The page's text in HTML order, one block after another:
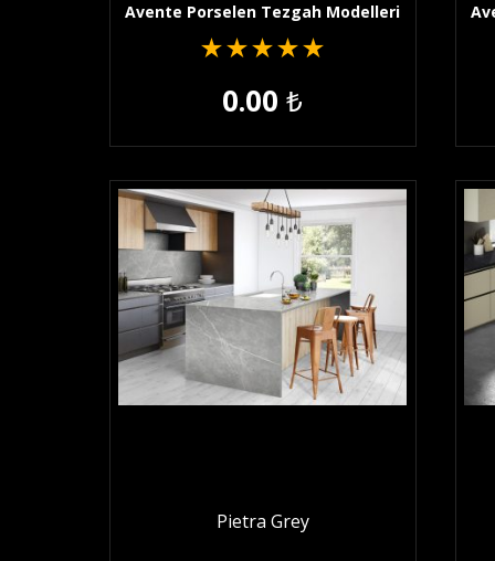
Avente Porselen Tezgah Modelleri
★★★★★
0.00₺
Pietra Grey